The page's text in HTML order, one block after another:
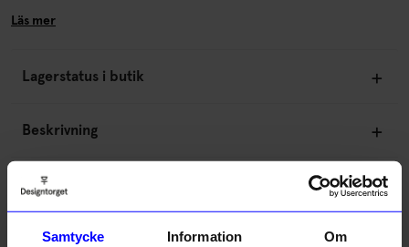
Samtycke Information Om
smörknivar ha sin plats i smörbyttan eller kanske på en
Läs mer
Lagerstatus i butik
Beskrivning
Information
Om tillverkaren